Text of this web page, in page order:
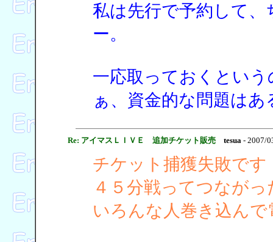
私は先行で予約して
ー。
一応取っておくとい
ぁ、資金的な問題は
Re: アイマスＬＩＶＥ 追加チケット販売 tesua- 2007/
チケット捕獲失敗です
４５分戦ってつなが
いろんな人巻き込ん